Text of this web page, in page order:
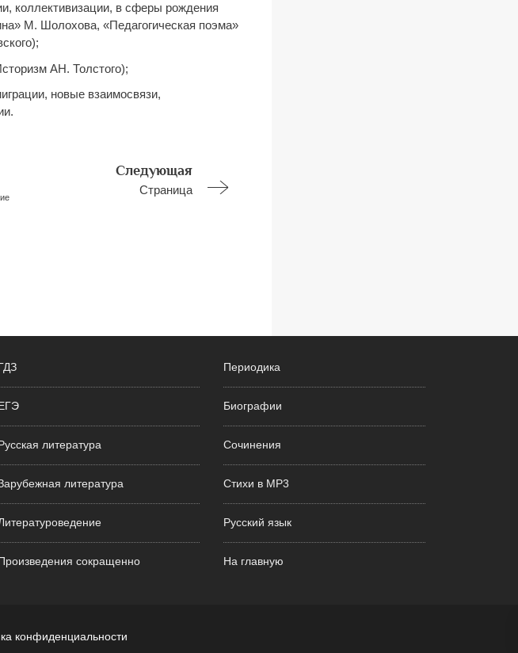
коллективизации, в сферы рождения
М. Шолохова, «Педагогическая поэма»
АН. Толстого);
новые взаимосвязи,
Следующая
Страница
ГДЗ
ЕГЭ
Русская литература
литература
Произведения сокращенно
Периодика
Биографии
Сочинения
Стихи в MP3
Русский язык
На главную
конфиденциальности